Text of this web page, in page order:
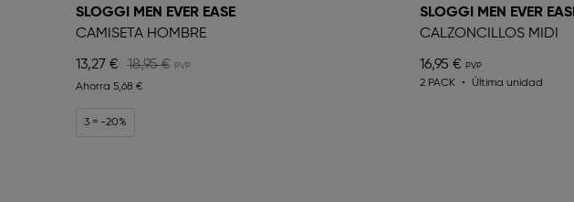
SLOGGI MEN EVER EASE
CAMISETA HOMBRE
13,27 € 18,95 €
Ahorra 5,68 €
3 = -20%
SLOGGI MEN EVER
CALZONCILLOS MIDI
16,95 €
2 PACK Última unidad